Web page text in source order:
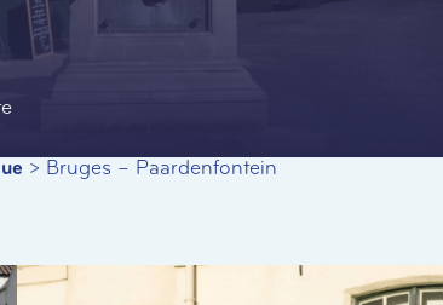
> Bruges – Paardenfontein